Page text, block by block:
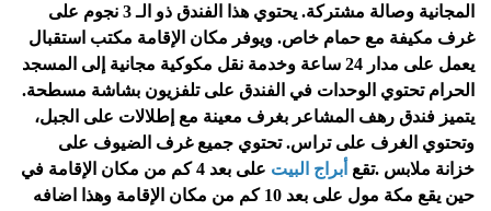
المجانية وصالة مشتركة. يحتوي هذا الفندق ذو الـ 3 نجوم على
غرف مكيفة مع حمام خاص. ويوفر مكان الإقامة مكتب استقبال
يعمل على مدار 24 ساعة وخدمة نقل مكوكية مجانية إلى المسجد
الحرام تحتوي الوحدات في الفندق على تلفزيون بشاشة مسطحة.
يتميز فندق رهف المشاعر بغرف معينة مع إطلالات على الجبل،
وتحتوي الغرف على تراس. تحتوي جميع غرف الضيوف على
خزانة ملابس .تقع أبراج البيت
على بعد 4 كم من مكان الإقامة في
حين يقع مكة مول على بعد 10 كم من مكان الإقامة وهذا اضافه